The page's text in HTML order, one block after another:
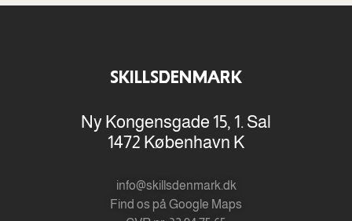
SKILLSDENMARK
Ny Kongensgade 15, 1. Sal
1472 København K
info@skillsdenmark.dk
Find os på Google Maps